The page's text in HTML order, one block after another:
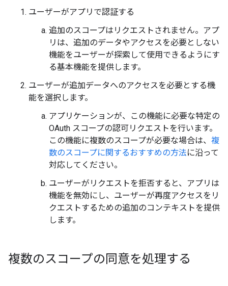
ユーザーがアプリで認証する
追加のスコープはリクエストされません。アプ
リは、追加のデータやアクセスを必要としない
機能をユーザーが探索して使用できるようにす
る基本機能を提供します。
ユーザーが追加データへのアクセスを必要とする機
能を選択します。
アプリケーションが、この機能に必要な特定の
OAuth スコープの認可リクエストを行います。
この機能に複数のスコープが必要な場合は、 複
数のスコープに関するおすすめの方法に沿って
対応してください。
ユーザーがリクエストを拒否すると、アプリは
機能を無効にし、ユーザーが再度アクセスをリ
クエストするための追加のコンテキストを提供
します。
複数のスコープの同意を処理する